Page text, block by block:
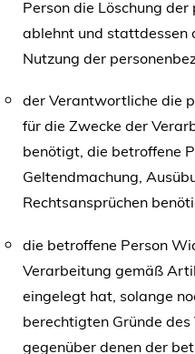
Person die Löschung
ablehnt und stattdessen
Nutzung der
der Verantwortliche die
für die Zwecke der
benötigt, die betroffene
Geltendmachung,
Rechtsansprüchen
die betroffene Person
Verarbeitung gemäß
eingelegt hat, solange
berechtigten Gründe
gegenüber denen der